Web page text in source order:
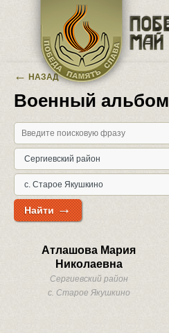
Перейти к основному содержанию
← НАЗАД
Военный альбом
Найти→
Атлашова Мария
Николаевна
Сергиевский район
с. Старое Якушкино